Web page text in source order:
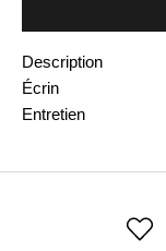
Description
Écrin
Entretien